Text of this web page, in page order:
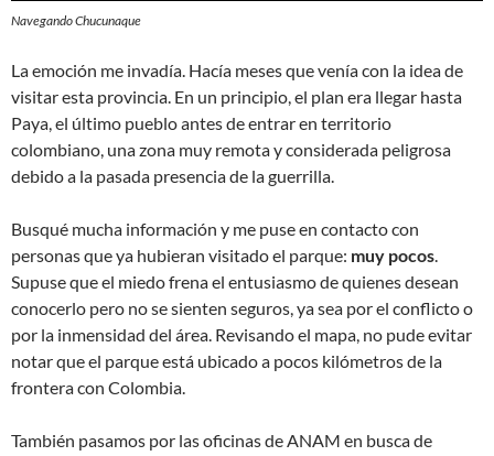
Navegando Chucunaque
La emoción me invadía. Hacía meses que venía con la idea de
visitar esta provincia. En un principio, el plan era llegar hasta
Paya, el último pueblo antes de entrar en territorio
colombiano, una zona muy remota y considerada peligrosa
debido a la pasada presencia de la guerrilla.
Busqué mucha información y me puse en contacto con
personas que ya hubieran visitado el parque: muy pocos.
Supuse que el miedo frena el entusiasmo de quienes desean
conocerlo pero no se sienten seguros, ya sea por el conflicto o
por la inmensidad del área. Revisando el mapa, no pude evitar
notar que el parque está ubicado a pocos kilómetros de la
frontera con Colombia.
También pasamos por las oficinas de ANAM en busca de